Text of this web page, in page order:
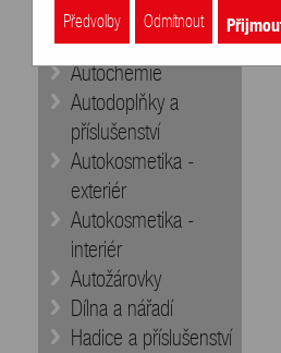
Aditiva
Autobaterie
Autochemie
Autodoplňky a
příslušenství
Autokosmetika -
exteriér
Autokosmetika -
interiér
Autožárovky
Dílna a nářadí
Hadice a příslušenství
Předvolby Odmítnout